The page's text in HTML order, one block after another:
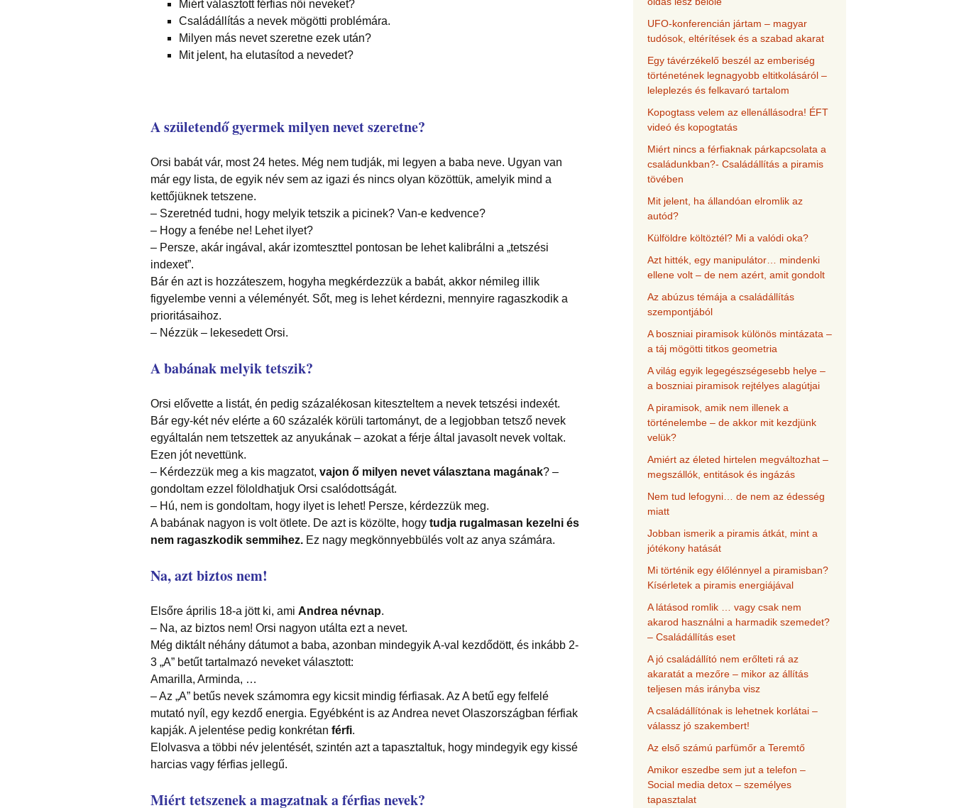
Miért választott férfias női neveket?
Családállítás a nevek mögötti problémára.
Milyen más nevet szeretne ezek után?
Mit jelent, ha elutasítod a nevedet?
A születendő gyermek milyen nevet szeretne?
Orsi babát vár, most 24 hetes. Még nem tudják, mi legyen a baba neve. Ugyan van
már egy lista, de egyik név sem az igazi és nincs olyan közöttük, amelyik mind a
kettőjüknek tetszene.
– Szeretnéd tudni, hogy melyik tetszik a picinek? Van-e kedvence?
– Hogy a fenébe ne! Lehet ilyet?
– Persze, akár ingával, akár izomteszttel pontosan be lehet kalibrálni a „tetszési
indexet”.
Bár én azt is hozzáteszem, hogyha megkérdezzük a babát, akkor némileg illik
figyelembe venni a véleményét. Sőt, meg is lehet kérdezni, mennyire ragaszkodik a
prioritásaihoz.
– Nézzük – lekesedett Orsi.
A babának melyik tetszik?
Orsi elővette a listát, én pedig százalékosan kiteszteltem a nevek tetszési indexét.
Bár egy-két név elérte a 60 százalék körüli tartományt, de a legjobban tetsző nevek
egyáltalán nem tetszettek az anyukának – azokat a férje által javasolt nevek voltak.
Ezen jót nevettünk.
– Kérdezzük meg a kis magzatot, vajon ő milyen nevet választana magának? –
gondoltam ezzel föloldhatjuk Orsi csalódottságát.
– Hú, nem is gondoltam, hogy ilyet is lehet! Persze, kérdezzük meg.
A babának nagyon is volt ötlete. De azt is közölte, hogy tudja rugalmasan kezelni és
nem ragaszkodik semmihez. Ez nagy megkönnyebbülés volt az anya számára.
Na, azt biztos nem!
Elsőre április 18-a jött ki, ami Andrea névnap.
– Na, az biztos nem! Orsi nagyon utálta ezt a nevet.
Még diktált néhány dátumot a baba, azonban mindegyik A-val kezdődött, és inkább 2-
3 „A” betűt tartalmazó neveket választott:
Amarilla, Arminda, …
– Az „A” betűs nevek számomra egy kicsit mindig férfiasak. Az A betű egy felfelé
mutató nyíl, egy kezdő energia. Egyébként is az Andrea nevet Olaszországban férfiak
kapják. A jelentése pedig konkrétan férfi.
Elolvasva a többi név jelentését, szintén azt a tapasztaltuk, hogy mindegyik egy kissé
harcias vagy férfias jellegű.
Miért tetszenek a magzatnak a férfias nevek?
UFO-konferencián jártam – magyar
tudósok, eltérítések és a szabad akarat
Egy távérzékelő beszél az emberiség
történetének legnagyobb eltitkolásáról –
leleplezés és felkavaró tartalom
Kopogtass velem az ellenállásodra! ÉFT
videó és kopogtatás
Miért nincs a férfiaknak párkapcsolata a
családunkban?- Családállítás a piramis
tövében
Mit jelent, ha állandóan elromlik az
autód?
Külföldre költöztél? Mi a valódi oka?
Azt hitték, egy manipulátor… mindenki
ellene volt – de nem azért, amit gondolt
Az abúzus témája a családállítás
szempontjából
A boszniai piramisok különös mintázata –
a táj mögötti titkos geometria
A világ egyik legegészségesebb helye –
a boszniai piramisok rejtélyes alagútjai
A piramisok, amik nem illenek a
történelembe – de akkor mit kezdjünk
velük?
Amiért az életed hirtelen megváltozhat –
megszállók, entitások és ingázás
Nem tud lefogyni… de nem az édesség
miatt
Jobban ismerik a piramis átkát, mint a
jótékony hatását
Mi történik egy élőlénnyel a piramisban?
Kísérletek a piramis energiájával
A látásod romlik … vagy csak nem
akarod használni a harmadik szemedet?
– Családállítás eset
A jó családállító nem erőlteti rá az
akaratát a mezőre – mikor az állítás
teljesen más irányba visz
A családállítónak is lehetnek korlátai –
válassz jó szakembert!
Az első számú parfümőr a Teremtő
Amikor eszedbe sem jut a telefon –
Social media detox – személyes
tapasztalat